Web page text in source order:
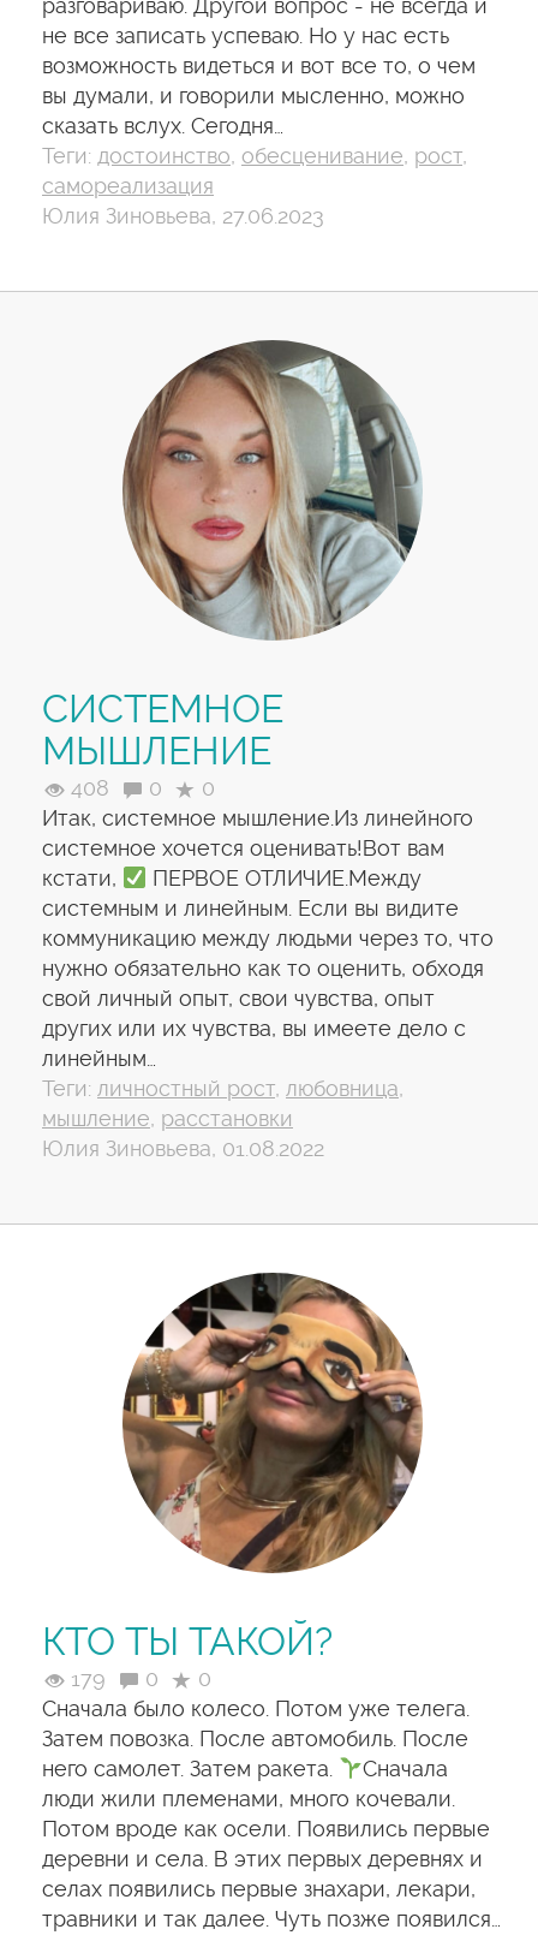
разговариваю. Другой вопрос - не всегда и
не все записать успеваю. Но у нас есть
возможность видеться и вот все то, о чем
вы думали, и говорили мысленно, можно
сказать вслух. Сегодня…
Теги: достоинство, обесценивание, рост,
самореализация
Юлия Зиновьева, 27.06.2023
СИСТЕМНОЕ
МЫШЛЕНИЕ
408 0
0
Итак, системное мышление.Из линейного
системное хочется оценивать!Вот вам
кстати,
ПЕРВОЕ ОТЛИЧИЕ.Между
системным и линейным. Если вы видите
коммуникацию между людьми через то, что
нужно обязательно как то оценить, обходя
свой личный опыт, свои чувства, опыт
других или их чувства, вы имеете дело с
линейным…
Теги: личностный рост, любовница,
мышление, расстановки
Юлия Зиновьева, 01.08.2022
КТО ТЫ ТАКОЙ?
179 0
0
Сначала было колесо. Потом уже телега.
Затем повозка. После автомобиль. После
него самолет. Затем ракета.
Сначала
люди жили племенами, много кочевали.
Потом вроде как осели. Появились первые
деревни и села. В этих первых деревнях и
селах появились первые знахари, лекари,
травники и так далее. Чуть позже появился…